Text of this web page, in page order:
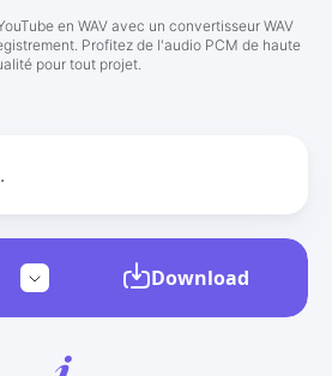
en WAV avec un convertisseur WAV
Profitez de l'audio PCM de haute
pour tout projet.
Download